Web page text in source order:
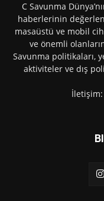
C Savunma
haberlerinin
masaüstü ve mobil
ve önemli
Savunma politikaları,
aktiviteler ve dış
İletişim: